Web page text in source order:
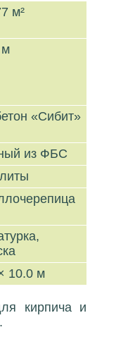
м²
м
«Сибит»
из ФБС
10.0 м
кирпича и